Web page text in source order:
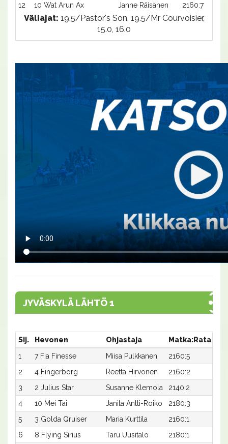
12
10 Wat Arun Ax Janne Räisänen 2160:7
Väliajat: 19.5/Pastor's Son, 19.5/Mr Courvoisier,
15.0, 16.0
JYVÄSKYLÄ LÄHTÖ 1
Sij. Hevonen Ohjastaja Matka:Rata
1
7 Fia Finesse Miisa Pulkkanen 2160:5
2
4 Fingerborg Reetta Hirvonen 2160:2
3
2 Julius Star Susanne Klemola 2140:2
4
10 Mei Tai Janita Antti-Roiko 2180:3
5
3 Golda Qruiser Maria Kurttila 2160:1
6
8 Flying Sirius Taru Uusitalo 2180:1